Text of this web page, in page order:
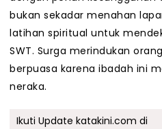
bukan sekadar menahan
latihan spiritual untuk
SWT. Surga merindukan
berpuasa karena ibadah ini
neraka.
Ikuti Update katakini.com di